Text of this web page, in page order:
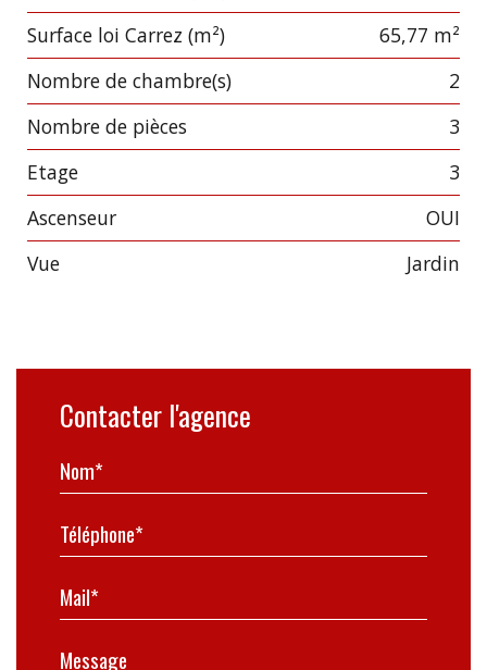
Surface loi Carrez (m²)
65,77 m²
Nombre de chambre(s)
2
Nombre de pièces
3
Etage
3
Ascenseur
OUI
Vue
jardin
Contacter l'agence
Nom*
Téléphone*
Mail*
Message